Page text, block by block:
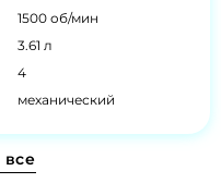
1500 об/мин
3.61 л
4
механический
все